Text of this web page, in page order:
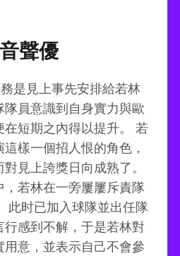
聲優
是見上事先安排給若林
隊員意識到自身實力與歐
短期之內得以提升。 若
樣一個招人恨的角色，
見上誇獎日向成熟了。
若林在一旁屢屢斥責隊
此时已加入球隊並出任隊
感到不解，于是若林對
意，並表示自己不會參